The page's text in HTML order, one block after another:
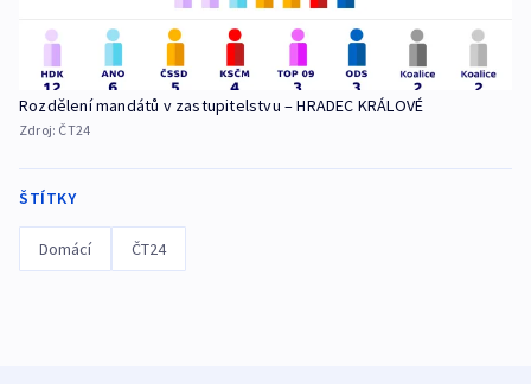
Rozdělení mandátů v zastupitelstvu – HRADEC KRÁLOVÉ
Zdroj: ČT24
ŠTÍTKY
Domácí ČT24